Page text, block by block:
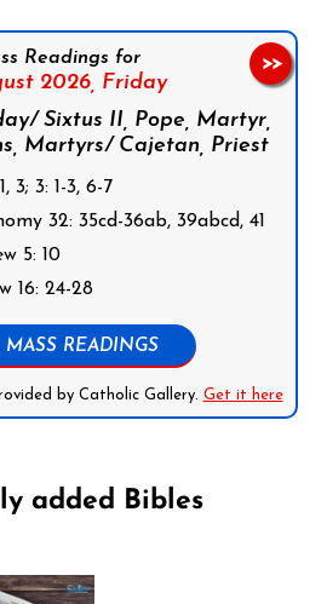
Readings for
2026, Friday
Sixtus II, Pope, Martyr,
Martyrs/ Cajetan, Priest
3; 3: 1-3, 6-7
32: 35cd-36ab, 39abcd, 41
5: 10
16: 24-28
MASS READINGS
by Catholic Gallery. Get it here
>>
added Bibles